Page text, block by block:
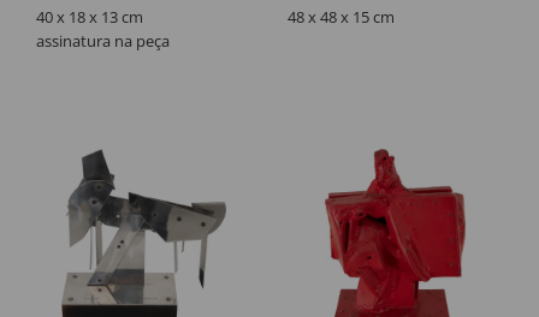
40 x 18 x 13 cm
assinatura na peça
48 x 48 x 15 cm